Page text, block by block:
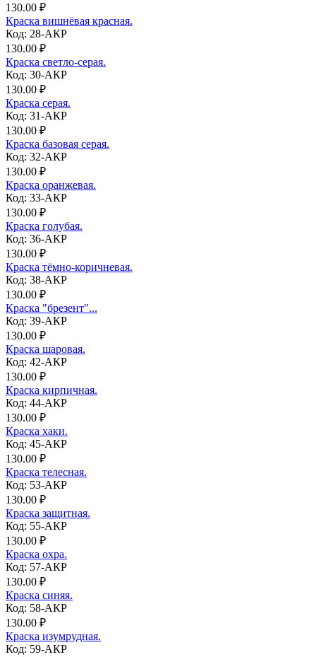
130.00 ₽
Краска вишнёвая красная.
Код: 28-АКР
130.00 ₽
Краска светло-серая.
Код: 30-АКР
130.00 ₽
Краска серая.
Код: 31-АКР
130.00 ₽
Краска базовая серая.
Код: 32-АКР
130.00 ₽
Краска оранжевая.
Код: 33-АКР
130.00 ₽
Краска голубая.
Код: 36-АКР
130.00 ₽
Краска тёмно-коричневая.
Код: 38-АКР
130.00 ₽
Краска "брезент"...
Код: 39-АКР
130.00 ₽
Краска шаровая.
Код: 42-АКР
130.00 ₽
Краска кирпичная.
Код: 44-АКР
130.00 ₽
Краска хаки.
Код: 45-АКР
130.00 ₽
Краска телесная.
Код: 53-АКР
130.00 ₽
Краска защитная.
Код: 55-АКР
130.00 ₽
Краска охра.
Код: 57-АКР
130.00 ₽
Краска синяя.
Код: 58-АКР
130.00 ₽
Краска изумрудная.
Код: 59-АКР